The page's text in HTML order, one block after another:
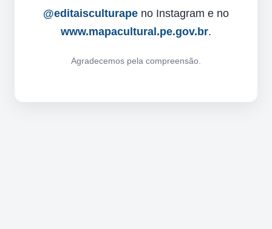
@editaisculturape no Instagram e no
www.mapacultural.pe.gov.br.
Agradecemos pela compreensão.